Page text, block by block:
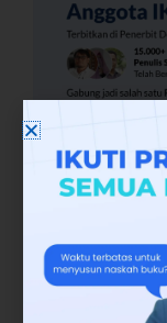
Program
Ahli Madya